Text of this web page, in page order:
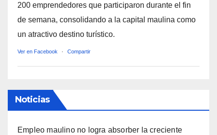
200 emprendedores que participaron durante el fin
de semana, consolidando a la capital maulina como
un atractivo destino turístico.
Ver en Facebook · Compartir
Noticias
Empleo maulino no logra absorber la creciente